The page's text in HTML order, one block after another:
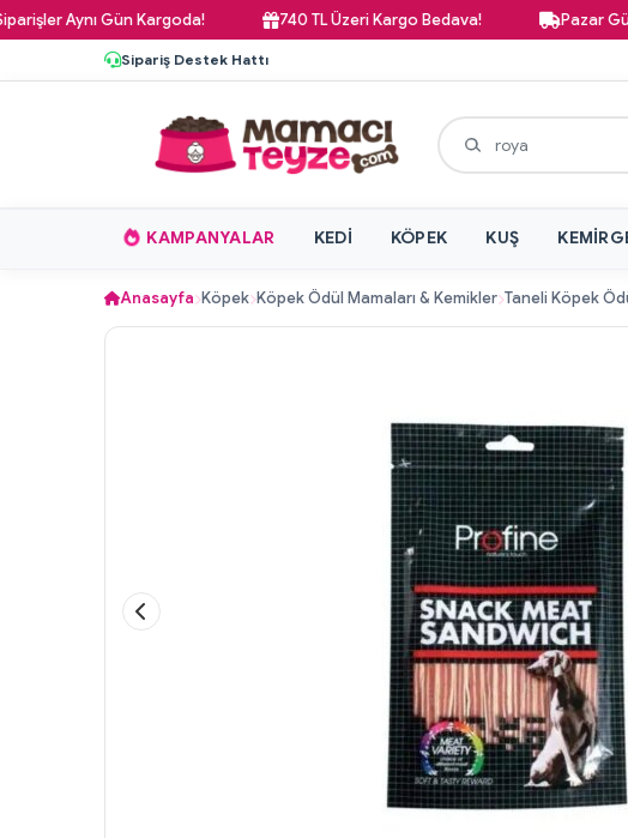
Aynı Gün Kargoda! 740 TL Üzeri Kargo Bedava! Pazar Günü
Sipariş Destek Hattı
KAMPANYALAR KEDI KÖPEK KUŞ
Anasayfa Köpek Köpek Ödül Mamaları & Kemikler Taneli Köpek